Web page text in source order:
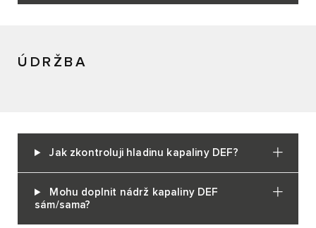
ÚDRŽBA
Jak zkontroluji hladinu kapaliny DEF?
Mohu doplnit nádrž kapaliny DEF
sám/sama?